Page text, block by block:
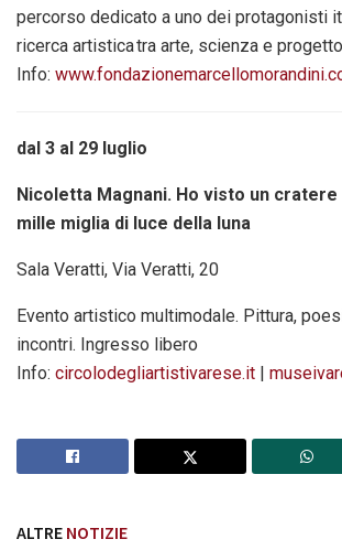
percorso dedicato a uno dei protagonisti
ricerca artistica tra arte, scienza e
Info:
dal 3 al 29 luglio
Nicoletta Magnani. Ho visto un
mille miglia di luce della luna
Sala Veratti, Via Veratti, 20
Evento artistico multimodale. Pittura,
incontri. Ingresso libero
Info: circolodegliartistivarese.it |
ALTRE NOTIZIE